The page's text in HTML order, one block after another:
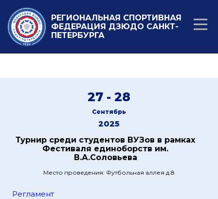
РЕГИОНАЛЬНАЯ СПОРТИВНАЯ
ФЕДЕРАЦИЯ ДЗЮДО САНКТ-
ПЕТЕРБУРГА
27 - 28
Сентябрь
2025
Турнир среди студентов ВУЗов в рамках
Фестиваля единоборств им.
В.А.Соловьева
Место проведения: Футбольная аллея д.8
Регламент